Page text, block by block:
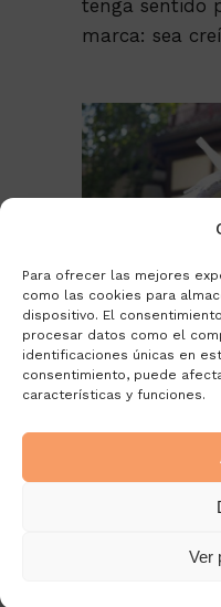
Para ofrecer las mejores
como las cookies para
dispositivo. El
procesar datos como el
identificaciones únicas en
consentimiento, puede
características y funciones.
Ver
tenga sentido
marca: sea
Con todo
2014, en
(de nuestro
Este modelo